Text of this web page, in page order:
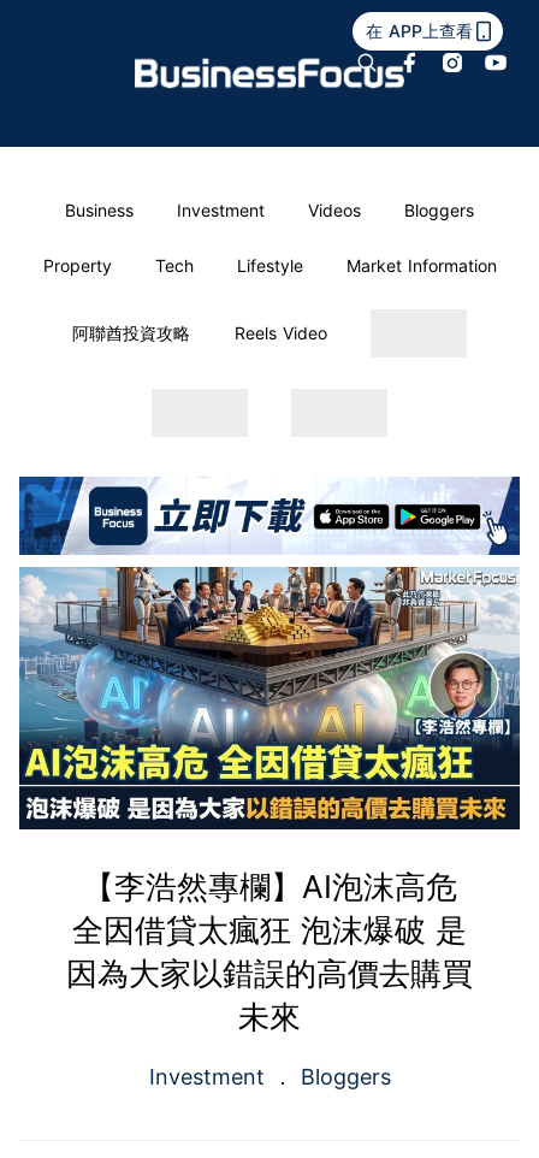
在 APP上查看
Business Investment Videos Bloggers
Property Tech Lifestyle Market Information
阿聯酋投資攻略 Reels Video
【李浩然專欄】AI泡沫高危
全因借貸太瘋狂 泡沫爆破 是
因為大家以錯誤的高價去購買
未來
Investment Bloggers